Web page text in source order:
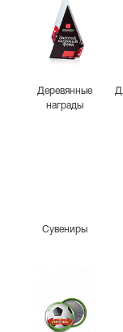
Деревянные
награды
Сувениры